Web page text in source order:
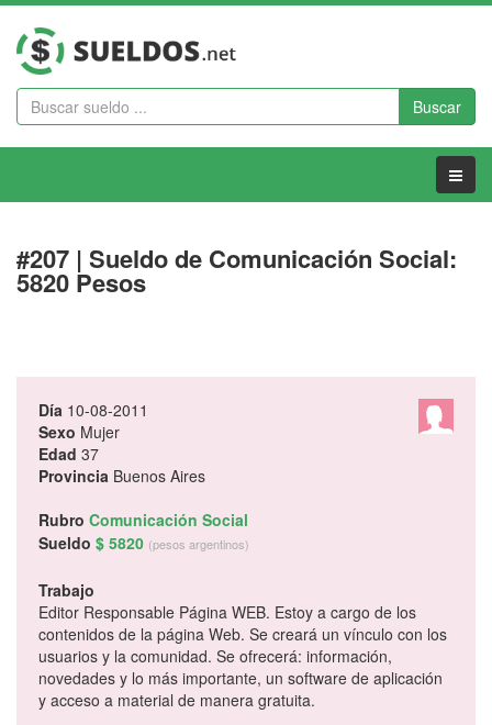
Buscar
Menu
#207 | Sueldo de Comunicación Social:
5820 Pesos
Día 10-08-2011
Sexo Mujer
Edad 37
Provincia Buenos Aires
Rubro Comunicación Social
Sueldo $ 5820 (pesos argentinos)
Trabajo
Editor Responsable Página WEB. Estoy a cargo de los
contenidos de la página Web. Se creará un vínculo con los
usuarios y la comunidad. Se ofrecerá: información,
novedades y lo más importante, un software de aplicación
y acceso a material de manera gratuita.